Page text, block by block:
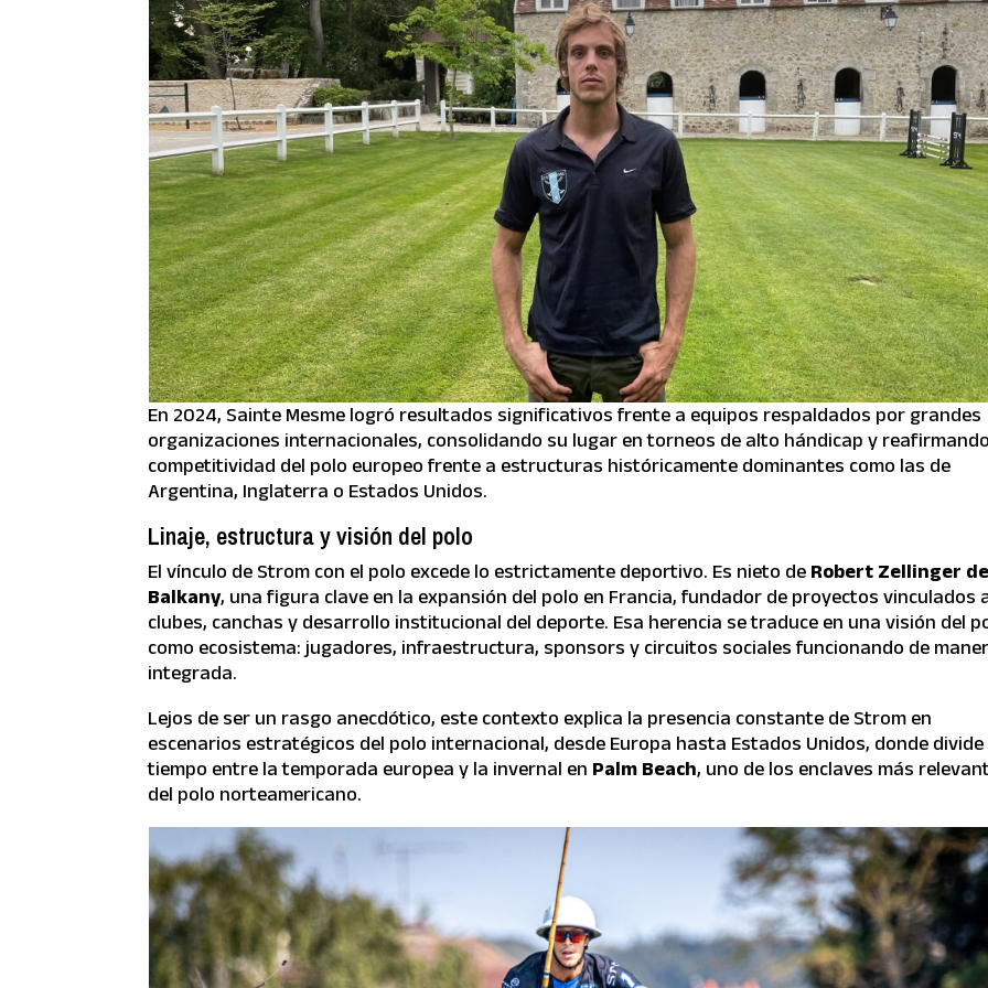
En 2024, Sainte Mesme logró resultados significativos frente a equipos respaldados por grandes
organizaciones internacionales, consolidando su lugar en torneos de alto hándicap y
competitividad del polo europeo frente a estructuras históricamente dominantes como las de
Argentina, Inglaterra o Estados Unidos.
Linaje, estructura y visión del polo
El vínculo de Strom con el polo excede lo estrictamente deportivo. Es nieto de Robert Zellinger
Balkany, una figura clave en la expansión del polo en Francia, fundador de proyectos vinculados
clubes, canchas y desarrollo institucional del deporte. Esa herencia se traduce en una visión del
como ecosistema: jugadores, infraestructura, sponsors y circuitos sociales funcionando de
integrada.
Lejos de ser un rasgo anecdótico, este contexto explica la presencia constante de Strom en
escenarios estratégicos del polo internacional, desde Europa hasta Estados Unidos, donde divide
tiempo entre la temporada europea y la invernal en Palm Beach, uno de los enclaves más
del polo norteamericano.